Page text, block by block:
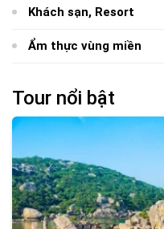
Khách sạn, Resort
Ẩm thực vùng miền
Tour nổi bật